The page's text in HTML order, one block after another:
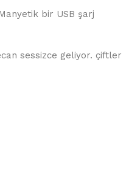
bir USB şarj
sessizce geliyor. çiftler